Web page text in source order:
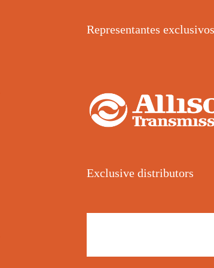
Representantes exclusivos
Exclusive distributors